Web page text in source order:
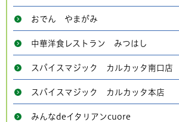
おでん やまがみ
中華洋食レストラン みつはし
スパイスマジック カルカッタ南口店
スパイスマジック カルカッタ本店
みんなdeイタリアンcuore